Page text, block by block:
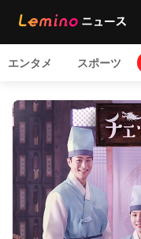
エンタメ スポーツ